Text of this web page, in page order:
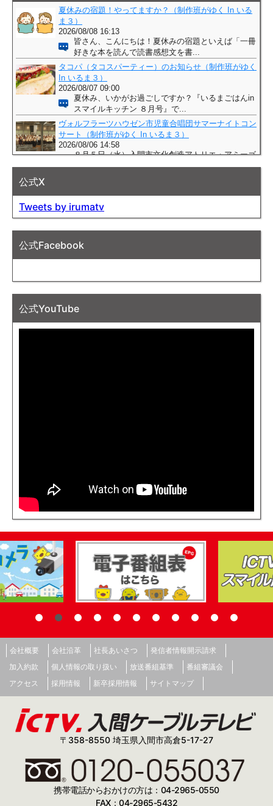
公式X
Tweets by irumatv
公式Facebook
公式YouTube
会社概要 会社沿革 社長あいさつ
発信者情報開示請求
加入約款
個人情報の取り扱い 放送番組基準
番組審議会
アクセス
採用情報 新卒採用情報 サイトマップ
〒358-8550 埼玉県入間市高倉5-17-27
携帯電話からおかけの方は：04-2965-0550
FAX：04-2965-5432